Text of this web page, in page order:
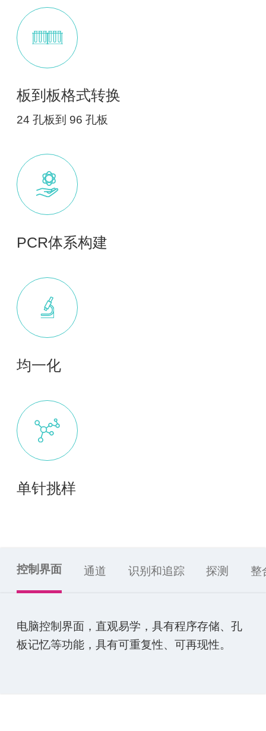
板到板格式转换
24 孔板到 96 孔板
PCR体系构建
均一化
单针挑样
控制界面 通道 识别和追踪 探测 整
电脑控制界面，直观易学，具有程序存储、孔
板记忆等功能，具有可重复性、可再现性。